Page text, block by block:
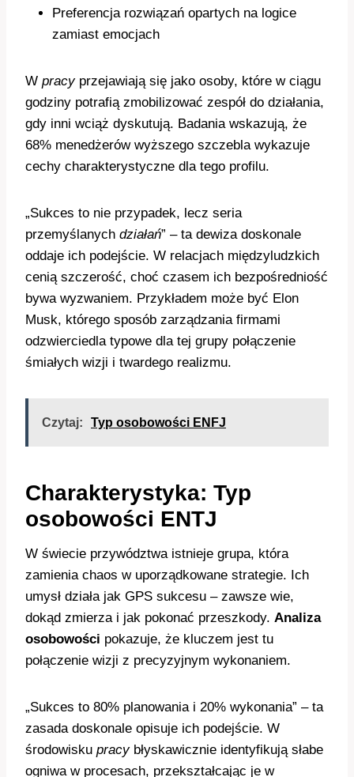
Preferencja rozwiązań opartych na logice
zamiast emocjach
W pracyprzejawiają się jako osoby, które w ciągu
godziny potrafią zmobilizować zespół do działania,
gdy inni wciąż dyskutują. Badania wskazują, że
68% menedżerów wyższego szczebla wykazuje
cechy charakterystyczne dla tego profilu.
„Sukces to nie przypadek, lecz seria
przemyślanych działań” – ta dewiza doskonale
oddaje ich podejście. W relacjach międzyludzkich
cenią szczerość, choć czasem ich bezpośredniość
bywa wyzwaniem. Przykładem może być Elon
Musk, którego sposób zarządzania firmami
odzwierciedla typowe dla tej grupy połączenie
śmiałych wizji i twardego realizmu.
Czytaj: Typ osobowości ENFJ
Charakterystyka: Typ
osobowości ENTJ
W świecie przywództwa istnieje grupa, która
zamienia chaos w uporządkowane strategie. Ich
umysł działa jak GPS sukcesu – zawsze wie,
dokąd zmierza i jak pokonać przeszkody. Analiza
osobowości pokazuje, że kluczem jest tu
połączenie wizji z precyzyjnym wykonaniem.
„Sukces to 80% planowania i 20% wykonania” – ta
zasada doskonale opisuje ich podejście. W
środowisku pracybłyskawicznie identyfikują słabe
ogniwa w procesach, przekształcając je w